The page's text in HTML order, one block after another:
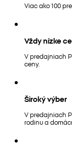
Viac ako 100
Vždy nízke
V predajniach
ceny.
Široký výber
V predajniach
rodinu a